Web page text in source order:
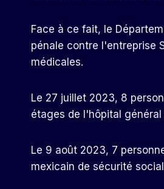
Face à ce fait, le
pénale contre l'entreprise
médicales.
Le 27 juillet 2023, 8
étages de l'hôpital
Le 9 août 2023, 7
mexicain de sécurité